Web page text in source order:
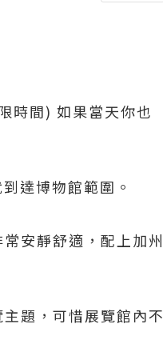
時間) 如果當天你也
達博物館範圍。
安靜舒適，配上加州
題，可惜展覽館內不